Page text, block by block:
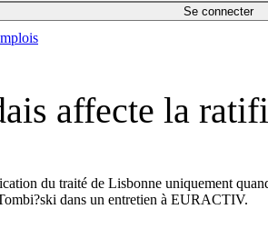
Se connecter
affecte la
du traité de Lisbonne uniquement
dans un entretien à EURACTIV.